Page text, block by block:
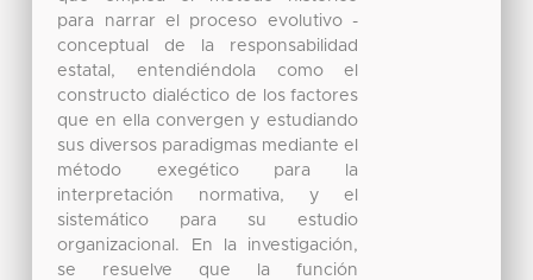
para narrar el proceso evolutivo -
conceptual de la responsabilidad
estatal, entendiéndola como el
constructo dialéctico de los factores
que en ella convergen y estudiando
sus diversos paradigmas mediante el
método exegético para la
interpretación normativa, y el
sistemático para su estudio
organizacional. En la investigación,
se resuelve que la función